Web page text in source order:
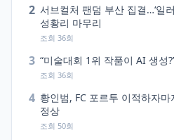
2 서브컬처 팬덤 부산 집결…‘일
성황리 마무리
조회 36회
3 “미술대회 1위 작품이 AI 생성
조회 36회
4 황인범, FC 포르투 이적하자
정상
조회 50회